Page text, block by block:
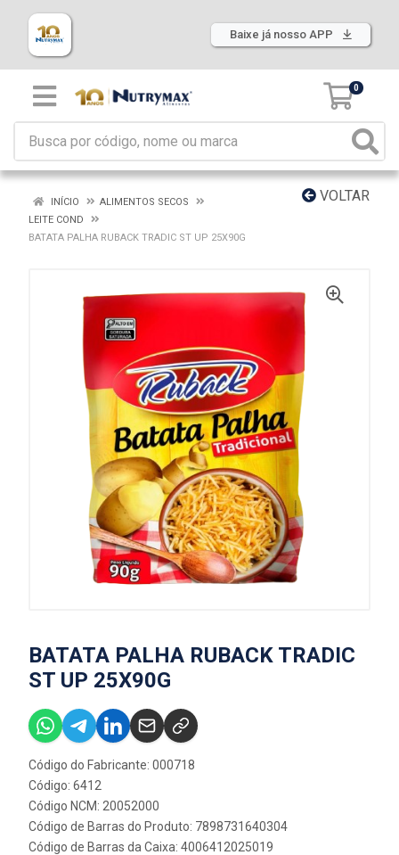
Baixe já nosso APP
0
VOLTAR
INÍCIO
ALIMENTOS SECOS
LEITE COND
BATATA PALHA RUBACK TRADIC ST UP 25X90G
BATATA PALHA RUBACK TRADIC
ST UP 25X90G
Código do Fabricante: 000718
Código: 6412
Código NCM: 20052000
Código de Barras do Produto: 7898731640304
Código de Barras da Caixa: 4006412025019